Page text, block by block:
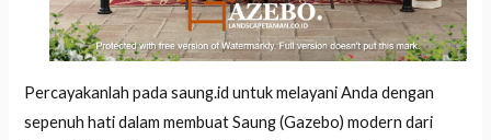
Percayakanlah pada saung.id untuk melayani Anda dengan
sepenuh hati dalam membuat Saung (Gazebo) modern dari